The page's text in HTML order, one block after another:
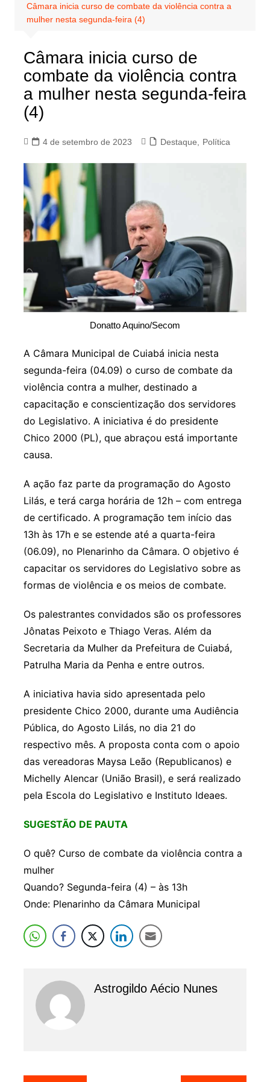
Câmara inicia curso de combate da violência contra a
mulher nesta segunda-feira (4)
Câmara inicia curso de
combate da violência contra
a mulher nesta segunda-feira
(4)
4 de setembro de 2023 Destaque Política
Donatto Aquino/Secom
A Câmara Municipal de Cuiabá inicia nesta
segunda-feira (04.09) o curso de combate da
violência contra a mulher, destinado a
capacitação e conscientização dos servidores
do Legislativo. A iniciativa é do presidente
Chico 2000 (PL), que abraçou está importante
causa.
A ação faz parte da programação do Agosto
Lilás, e terá carga horária de 12h – com entrega
de certificado. A programação tem início das
13h às 17h e se estende até a quarta-feira
(06.09), no Plenarinho da Câmara. O objetivo é
capacitar os servidores do Legislativo sobre as
formas de violência e os meios de combate.
Os palestrantes convidados são os professores
Jônatas Peixoto e Thiago Veras. Além da
Secretaria da Mulher da Prefeitura de Cuiabá,
Patrulha Maria da Penha e entre outros.
A iniciativa havia sido apresentada pelo
presidente Chico 2000, durante uma Audiência
Pública, do Agosto Lilás, no dia 21 do
respectivo mês. A proposta conta com o apoio
das vereadoras Maysa Leão (Republicanos) e
Michelly Alencar (União Brasil), e será realizado
pela Escola do Legislativo e Instituto Ideaes.
SUGESTÃO DE PAUTA
O quê? Curso de combate da violência contra a
mulher
Quando? Segunda-feira (4) – às 13h
Onde: Plenarinho da Câmara Municipal
Astrogildo Aécio Nunes